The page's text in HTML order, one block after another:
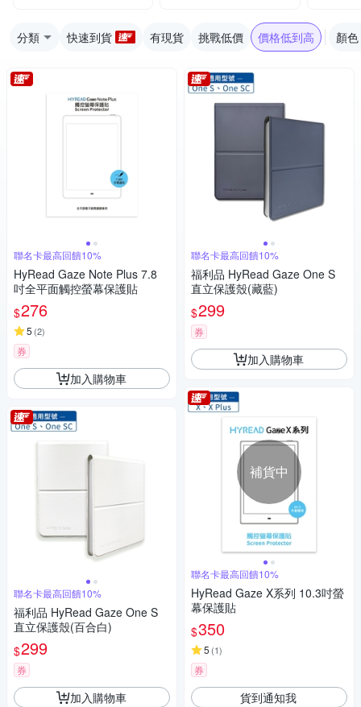
分類 快速到貨 有現貨 挑戰低價 價格低到高 顏色
聯名卡最高回饋10%
HyRead Gaze Note Plus 7.8
吋全平面觸控螢幕保護貼
$276
5 (2)
券
加入購物車
聯名卡最高回饋10%
福利品 HyRead Gaze One S
直立保護殼(百合白)
$299
券
加入購物車
聯名卡最高回饋10%
福利品 HyRead Gaze One S
直立保護殼(藏藍)
$299
券
加入購物車
補貨中
聯名卡最高回饋10%
HyRead Gaze X系列 10.3吋螢
幕保護貼
$350
5 (1)
券
貨到通知我